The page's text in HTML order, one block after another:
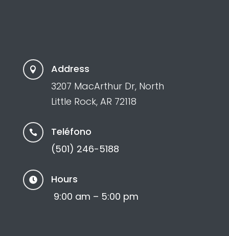

Address
3207 MacArthur Dr, North
Little Rock, AR 72118

Teléfono
(501) 246-5188

Hours
9:00 am – 5:00 pm